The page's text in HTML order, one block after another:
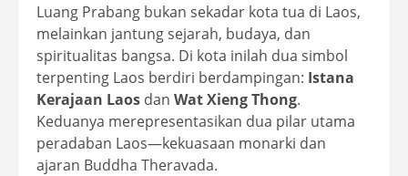
Luang Prabang bukan sekadar kota tua di Laos,
melainkan jantung sejarah, budaya, dan
spiritualitas bangsa. Di kota inilah dua simbol
terpenting Laos berdiri berdampingan: Istana
Kerajaan Laos dan Wat Xieng Thong.
Keduanya merepresentasikan dua pilar utama
peradaban Laos—kekuasaan monarki dan
ajaran Buddha Theravada.